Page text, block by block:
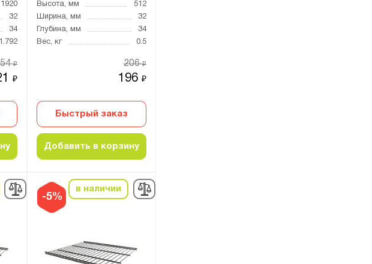
1920
32
34
1.792
₽
₽
Высота, мм
512
Ширина, мм
32
Глубина, мм
34
Вес, кг
0.5
196 ₽
206₽
Быстрый заказ
Добавить в корзину
-5%
в наличии